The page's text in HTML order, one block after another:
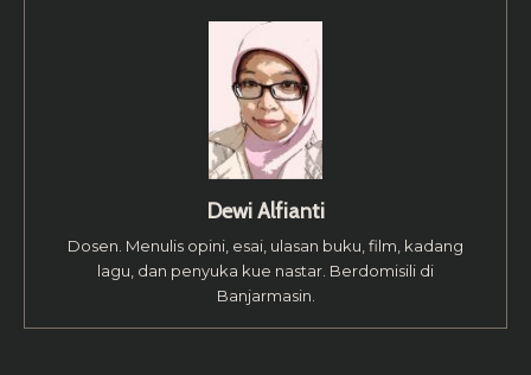
Dewi Alfianti
Dosen. Menulis opini, esai, ulasan buku, film, kadang
lagu, dan penyuka kue nastar. Berdomisili di
Banjarmasin.